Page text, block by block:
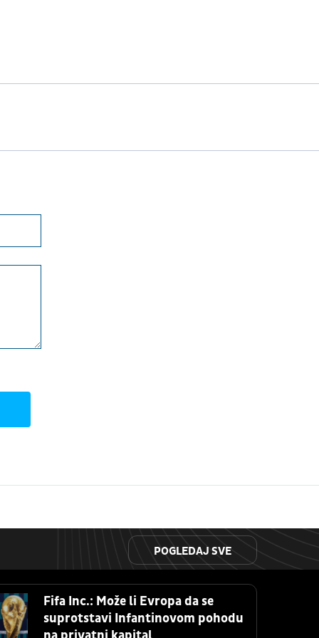
POGLEDAJ SVE
Fifa Inc.: Može li Evropa da se
suprotstavi Infantinovom pohodu